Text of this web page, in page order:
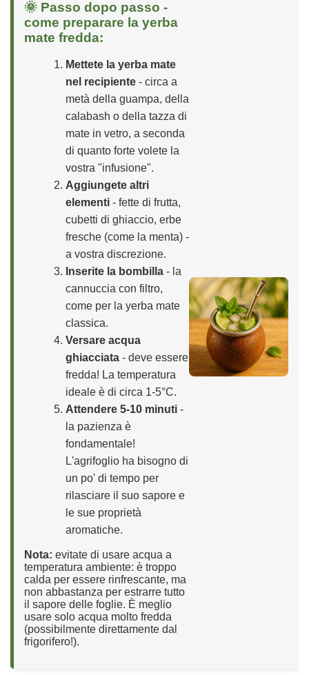
🌞 Passo dopo passo -
come preparare la yerba
mate fredda:
Mettete la yerba mate
nel recipiente - circa a
metà della guampa, della
calabash o della tazza di
mate in vetro, a seconda
di quanto forte volete la
vostra "infusione".
Aggiungete altri
elementi - fette di frutta,
cubetti di ghiaccio, erbe
fresche (come la menta) -
a vostra discrezione.
Inserite la bombilla - la
cannuccia con filtro,
come per la yerba mate
classica.
Versare acqua
ghiacciata - deve essere
fredda! La temperatura
ideale è di circa 1-5°C.
Attendere 5-10 minuti -
la pazienza è
fondamentale!
L'agrifoglio ha bisogno di
un po' di tempo per
rilasciare il suo sapore e
le sue proprietà
aromatiche.
Nota: evitate di usare acqua a
temperatura ambiente: è troppo
calda per essere rinfrescante, ma
non abbastanza per estrarre tutto
il sapore delle foglie. È meglio
usare solo acqua molto fredda
(possibilmente direttamente dal
frigorifero!).